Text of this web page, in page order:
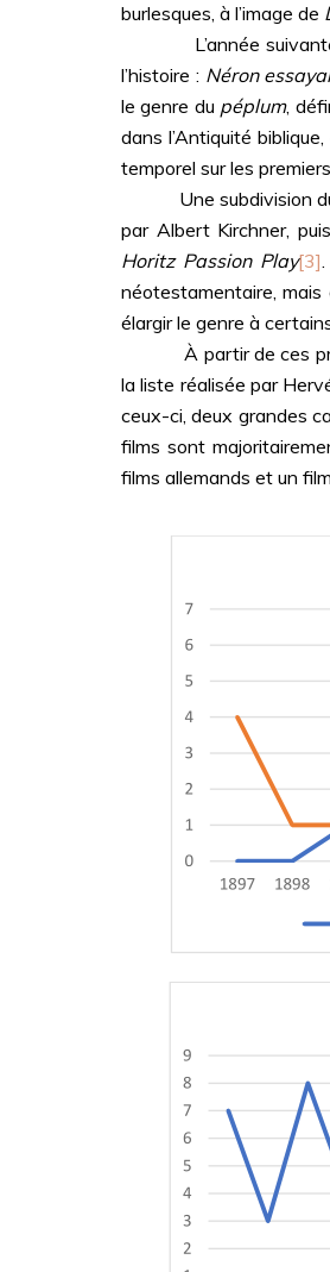
burlesques, à l’image de
L’année suivante,
l’histoire : Néron
le genre du péplum,
dans l’Antiquité
temporel sur les
Une subdivision du
par Albert Kirchner,
Horitz Passion Play[3]
néotestamentaire, mais
élargir le genre à
À partir de ces
la liste réalisée par
ceux-ci, deux grandes
films sont
films allemands et un